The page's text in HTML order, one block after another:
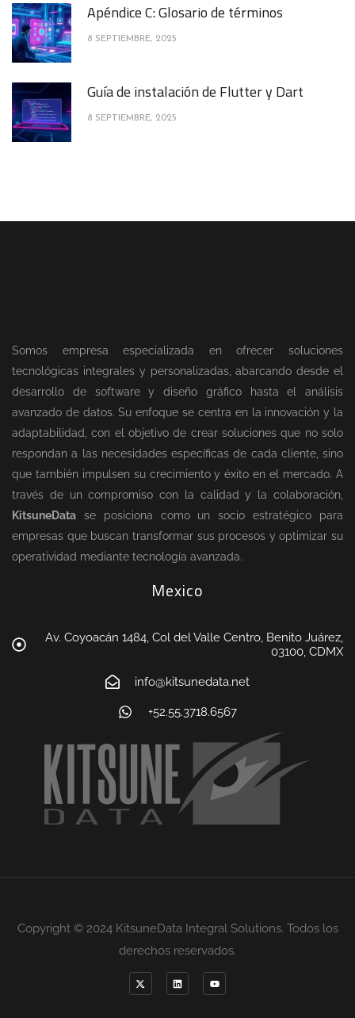
Apéndice C: Glosario de términos
8 SEPTIEMBRE, 2025
Guía de instalación de Flutter y Dart
8 SEPTIEMBRE, 2025
Somos empresa especializada en ofrecer soluciones
tecnológicas integrales y personalizadas, abarcando desde el
desarrollo de software y diseño gráfico hasta el análisis
avanzado de datos. Su enfoque se centra en la innovación y la
adaptabilidad, con el objetivo de crear soluciones que no solo
respondan a las necesidades específicas de cada cliente, sino
que también impulsen su crecimiento y éxito en el mercado. A
través de un compromiso con la calidad y la colaboración,
KitsuneData se posiciona como un socio estratégico para
empresas que buscan transformar sus procesos y optimizar su
operatividad mediante tecnología avanzada.
Mexico
Av. Coyoacán 1484, Col del Valle Centro, Benito Juárez,
03100, CDMX
info@kitsunedata.net
+52.55.3718.6567
Copyright © 2024 KitsuneData Integral Solutions. Todos los
derechos reservados.